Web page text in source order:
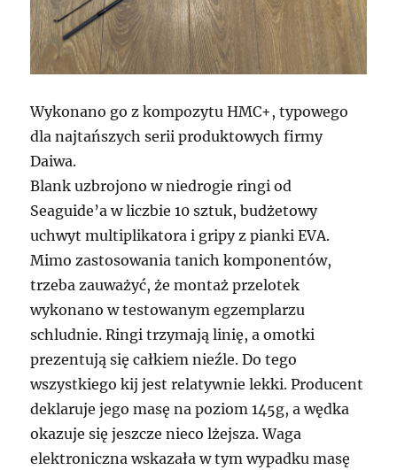
Wykonano go z kompozytu HMC+, typowego
dla najtańszych serii produktowych firmy
Daiwa.
Blank uzbrojono w niedrogie ringi od
Seaguide’a w liczbie 10 sztuk, budżetowy
uchwyt multiplikatora i gripy z pianki EVA.
Mimo zastosowania tanich komponentów,
trzeba zauważyć, że montaż przelotek
wykonano w testowanym egzemplarzu
schludnie. Ringi trzymają linię, a omotki
prezentują się całkiem nieźle. Do tego
wszystkiego kij jest relatywnie lekki. Producent
deklaruje jego masę na poziom 145g, a wędka
okazuje się jeszcze nieco lżejsza. Waga
elektroniczna wskazała w tym wypadku masę